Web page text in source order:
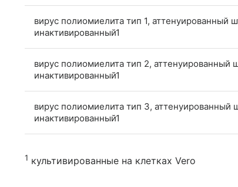
вирус полиомиелита тип 1, аттенуированный
инактивированный1
вирус полиомиелита тип 2, аттенуированный
инактивированный1
вирус полиомиелита тип 3, аттенуированный
инактивированный1
1 культивированные на клетках Vero